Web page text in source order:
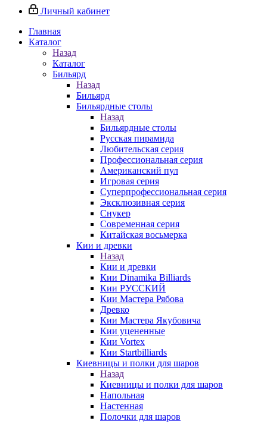
Личный кабинет
Главная
Каталог
Назад
Каталог
Бильярд
Назад
Бильярд
Бильярдные столы
Назад
Бильярдные столы
Русская пирамида
Любительская серия
Профессиональная серия
Американский пул
Игровая серия
Суперпрофессиональная серия
Эксклюзивная серия
Снукер
Современная серия
Китайская восьмерка
Кии и древки
Назад
Кии и древки
Кии Dinamika Billiards
Кии РУССКИЙ
Кии Мастера Рябова
Древко
Кии Мастера Якубовича
Кии уцененные
Кии Vortex
Кии Startbilliards
Киевницы и полки для шаров
Назад
Киевницы и полки для шаров
Напольная
Настенная
Полочки для шаров